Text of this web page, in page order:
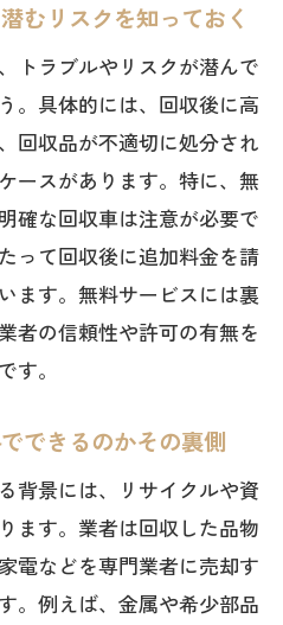
むリスクを知っておく
トラブルやリスクが潜んで
。具体的には、回収後に高
回収品が不適切に処分され
ースがあります。特に、無
確な回収車は注意が必要で
って回収後に追加料金を請
ます。無料サービスには裏
者の信頼性や許可の有無を
す。
できるのかその裏側
背景には、リサイクルや資
ます。業者は回収した品物
電などを専門業者に売却す
。例えば、金属や希少部品